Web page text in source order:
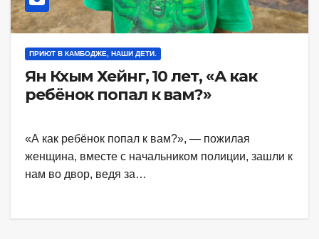
ПРИЮТ В КАМБОДЖЕ, НАШИ ДЕТИ.
Ян Кхым Хейнг, 10 лет, «А как
ребёнок попал к вам?»
«А как ребёнок попал к вам?», — пожилая
женщина, вместе с начальником полиции, зашли к
нам во двор, ведя за…